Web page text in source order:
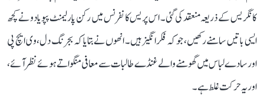
کانگریس کے ذریعہ منعقد کی گئی۔ اس پریس کانفرنس میں رکن پارلیمنٹ پپو یادو نے کچھ
ایسی باتیں سامنے رکھیں، جو کہ فکر انگیز ہیں۔ انھوں نے بتایا کہ بجرنگ دل، وی ایچ پی
اور سادے لباس میں گھومنے والے غنڈے طالبات سے معافی منگواتے ہوئے نظر آئے،
اور یہ حرکت غلط ہے۔